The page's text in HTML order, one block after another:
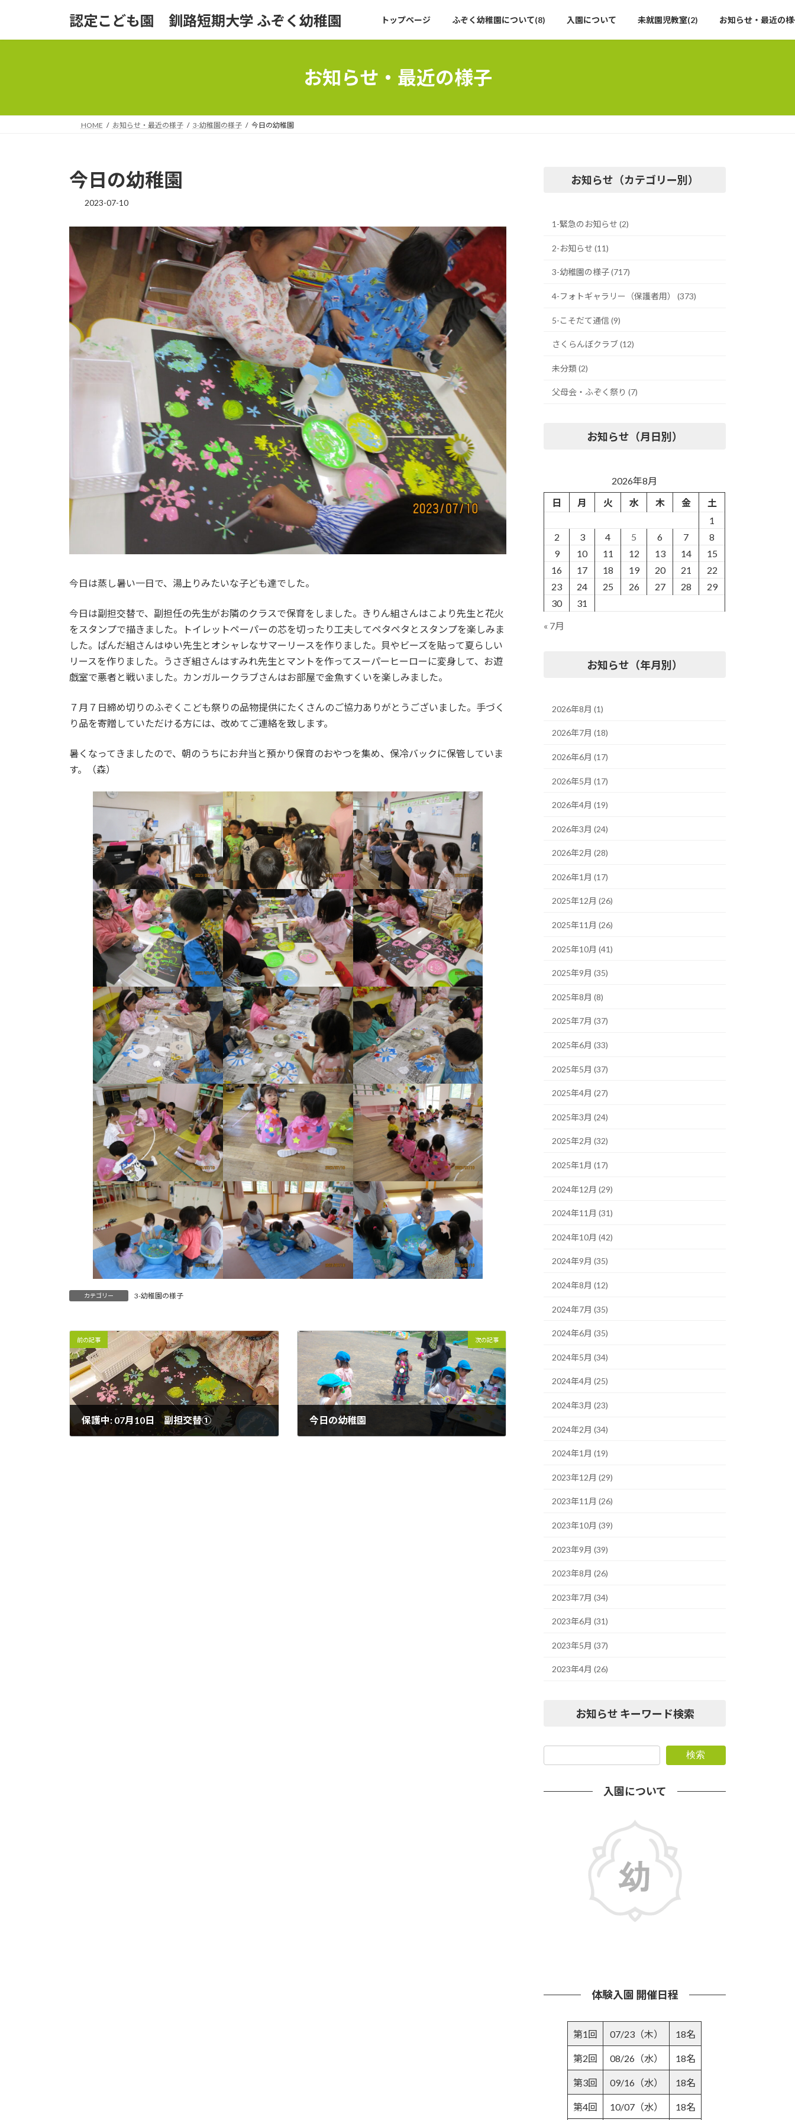
認定こども園 釧路短期大学 ふぞく幼稚園 トップページ ふぞく幼稚園について(8) 入園について 未就園児教室(2) お知らせ・最近の
お知らせ・最近の様子
HOME お知らせ・最近の様子 3-幼稚園の様子 今日の幼稚園
今日の幼稚園
2023-07-10
今日は蒸し暑い一日で、湯上りみたいな子ども達でした。
今日は副担交替で、副担任の先生がお隣のクラスで保育をしました。きりん組さんはこより先生と花火
をスタンプで描きました。トイレットペーパーの芯を切ったり工夫してペタペタとスタンプを楽しみま
した。ぱんだ組さんはゆい先生とオシャレなサマーリースを作りました。貝やビーズを貼って夏らしい
リースを作りました。うさぎ組さんはすみれ先生とマントを作ってスーパーヒーローに変身して、お遊
戯室で悪者と戦いました。カンガルークラブさんはお部屋で金魚すくいを楽しみました。
７月７日締め切りのふぞくこども祭りの品物提供にたくさんのご協力ありがとうございました。手づく
り品を寄贈していただける方には、改めてご連絡を致します。
暑くなってきましたので、朝のうちにお弁当と預かり保育のおやつを集め、保冷バックに保管していま
す。（森）
カテゴリー 3-幼稚園の様子
前の記事
保護中: 07月10日 副担交替①
次の記事
今日の幼稚園
お知らせ（カテゴリー別）
1-緊急のお知らせ (2)
2-お知らせ (11)
3-幼稚園の様子 (717)
4-フォトギャラリー（保護者用） (373)
5-こそだて通信 (9)
さくらんぼクラブ (12)
未分類 (2)
父母会・ふぞく祭り (7)
お知らせ（月日別）
2026年8月
日
月 火 水 木 金
土
1
2
3 4 5 6 7
8
9
10 11 12 13 14
15
16
17 18 19 20 21
22
23
24 25 26 27 28
29
30
31
« 7月
お知らせ（年月別）
2026年8月 (1)
2026年7月 (18)
2026年6月 (17)
2026年5月 (17)
2026年4月 (19)
2026年3月 (24)
2026年2月 (28)
2026年1月 (17)
2025年12月 (26)
2025年11月 (26)
2025年10月 (41)
2025年9月 (35)
2025年8月 (8)
2025年7月 (37)
2025年6月 (33)
2025年5月 (37)
2025年4月 (27)
2025年3月 (24)
2025年2月 (32)
2025年1月 (17)
2024年12月 (29)
2024年11月 (31)
2024年10月 (42)
2024年9月 (35)
2024年8月 (12)
2024年7月 (35)
2024年6月 (35)
2024年5月 (34)
2024年4月 (25)
2024年3月 (23)
2024年2月 (34)
2024年1月 (19)
2023年12月 (29)
2023年11月 (26)
2023年10月 (39)
2023年9月 (39)
2023年8月 (26)
2023年7月 (34)
2023年6月 (31)
2023年5月 (37)
2023年4月 (26)
お知らせ キーワード検索
検索
入園について
体験入園 開催日程
第1回 07/23（木） 18名
第2回 08/26（水） 18名
第3回 09/16（水） 18名
第4回 10/07（水） 18名